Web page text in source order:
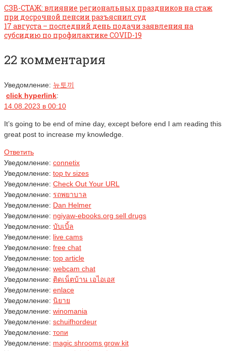
СЗВ-СТАЖ: влияние региональных праздников на стаж
при досрочной пенсии разъяснил суд
17 августа – последний день подачи заявления на
субсидию по профилактике COVID-19
22 комментария
Уведомление: 뉴토끼
click hyperlink:
14.08.2023 в 00:10
It’s going to be end of mine day, except before end I am reading this
great post to increase my knowledge.
Ответить
Уведомление: connetix
Уведомление: top tv sizes
Уведомление: Check Out Your URL
Уведомление: รถพยาบาล
Уведомление: Dan Helmer
Уведомление: ngiyaw-ebooks.org sell drugs
Уведомление: บับเบิ้ล
Уведомление: live cams
Уведомление: free chat
Уведомление: top article
Уведомление: webcam chat
Уведомление: ติดเน็ตบ้าน เอไอเอส
Уведомление: enlace
Уведомление: นิยาย
Уведомление: winomania
Уведомление: schuifhordeur
Уведомление: топи
Уведомление: magic shrooms grow kit